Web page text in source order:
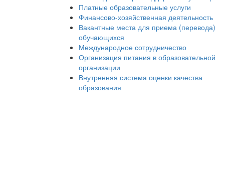
Платные образовательные услуги
Финансово-хозяйственная деятельность
Вакантные места для приема (перевода)
обучающихся
Международное сотрудничество
Организация питания в образовательной
организации
Внутренняя система оценки качества
образования